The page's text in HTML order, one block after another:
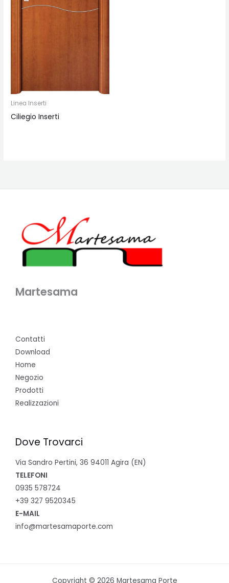
Linea Inserti
Ciliegio Inserti
Martesama
Contatti
Download
Home
Negozio
Prodotti
Realizzazioni
Dove Trovarci
Via Sandro Pertini, 36 94011 Agira (EN)
TELEFONI
0935 578724
+39 327 9520345
E-MAIL
info@martesamaporte.com
Copyright © 2026 Martesama Porte